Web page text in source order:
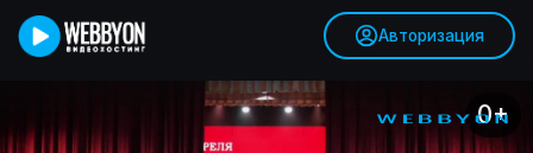
Авторизация
0+
d